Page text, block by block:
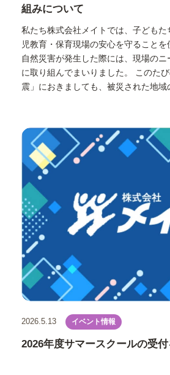
組みについて
私たち株式会社メイトでは、子ども
児教育・保育現場の安心を守ること
自然災害が発生した際には、現場の
に取り組んでまいりました。 このた
震」におきましても、被災された地域
援の実施に向けて検討を進めており
容につきましては、決まり次第、お
災地域の皆さまの安全と、一日も早
祈り申し上げます。
2026.5.13 イベント情報
2026年度サマースクールの受付